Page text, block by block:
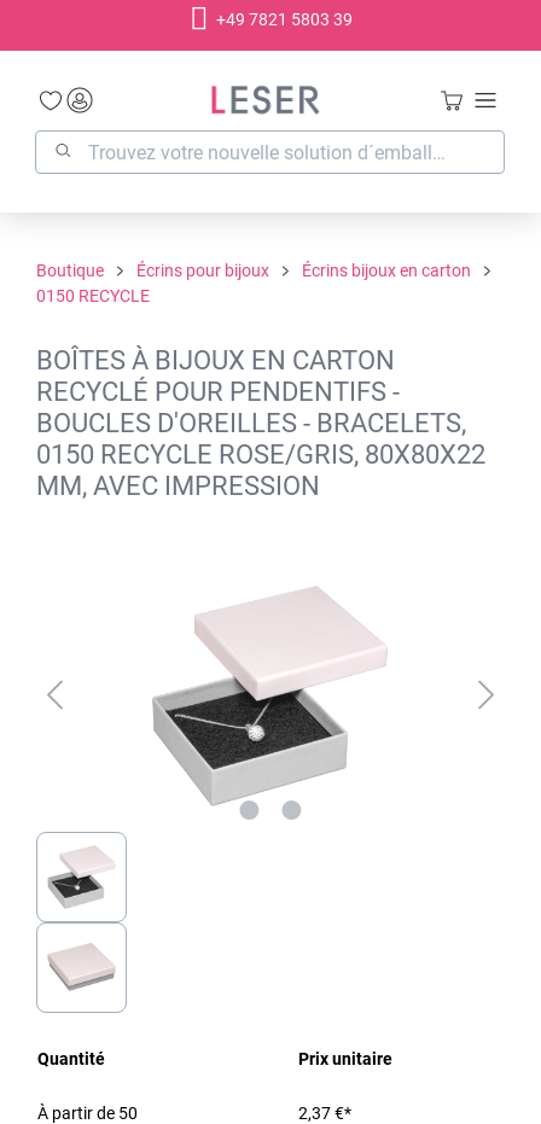
+49 7821 5803 39
Boutique Écrins pour bijoux
Écrins bijoux en carton
0150 RECYCLE
BOÎTES À BIJOUX EN CARTON
RECYCLÉ POUR PENDENTIFS -
BOUCLES D'OREILLES - BRACELETS,
0150 RECYCLE ROSE/GRIS, 80X80X22
MM, AVEC IMPRESSION
Quantité Prix unitaire
À partir de 50 2,37 €*